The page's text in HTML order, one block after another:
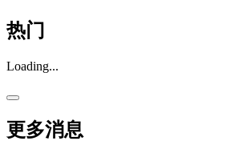
热门
Loading...
更多消息